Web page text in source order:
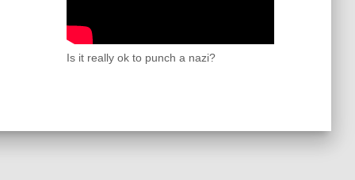
Is it really ok to punch a nazi?